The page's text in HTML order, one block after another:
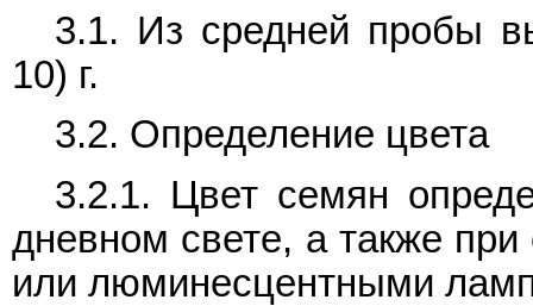
3.1. Из средней пробы
10) г.
3.2. Определение цвета
3.2.1. Цвет семян
дневном свете, а также
или люминесцентными